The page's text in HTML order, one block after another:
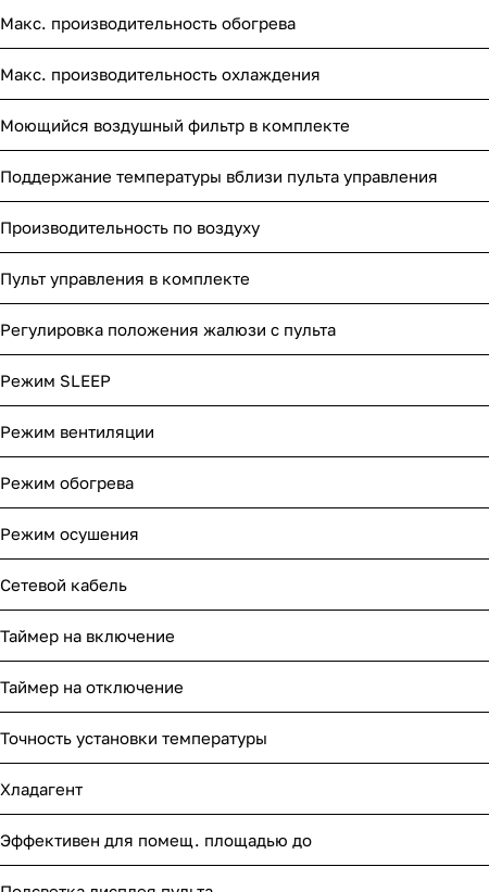
Макс. производительность обогрева
Макс. производительность охлаждения
Моющийся воздушный фильтр в комплекте
Поддержание температуры вблизи пульта управления
Производительность по воздуху
Пульт управления в комплекте
Регулировка положения жалюзи с пульта
Режим SLEEP
Режим вентиляции
Режим обогрева
Режим осушения
Сетевой кабель
Таймер на включение
Таймер на отключение
Точность установки температуры
Хладагент
Эффективен для помещ. площадью до